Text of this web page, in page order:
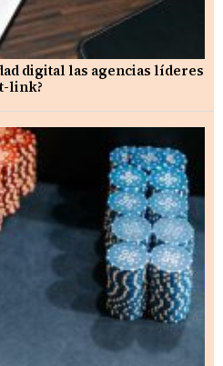
digital las agencias líderes
link?